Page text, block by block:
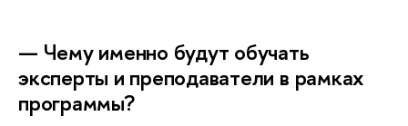
— Чему именно будут обучать
эксперты и преподаватели в рамках
программы?